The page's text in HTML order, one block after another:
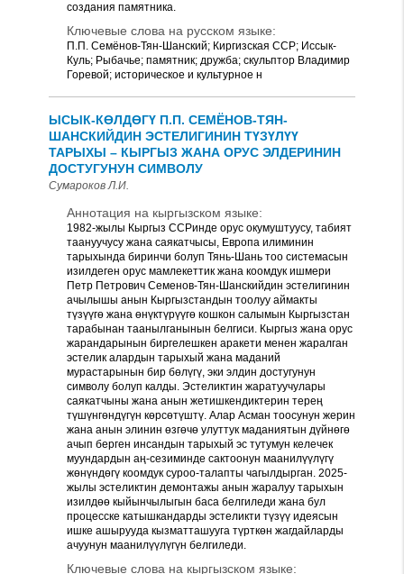
создания памятника.
Ключевые слова на русском языке:
П.П. Семёнов-Тян-Шанский; Киргизская ССР; Иссык-
Куль; Рыбачье; памятник; дружба; скульптор Владимир
Горевой; историческое и культурное н
ЫСЫК-КӨЛДӨГҮ П.П. СЕМЁНОВ-ТЯН-
ШАНСКИЙДИН ЭСТЕЛИГИНИН ТҮЗҮЛҮҮ
ТАРЫХЫ – КЫРГЫЗ ЖАНА ОРУС ЭЛДЕРИНИН
ДОСТУГУНУН СИМВОЛУ
Сумароков Л.И.
Аннотация на кыргызском языке:
1982-жылы Кыргыз ССРинде орус окумуштуусу, табият
таануучусу жана саякатчысы, Европа илиминин
тарыхында биринчи болуп Тянь-Шань тоо системасын
изилдеген орус мамлекеттик жана коомдук ишмери
Петр Петрович Семенов-Тян-Шанскийдин эстелигинин
ачылышы анын Кыргызстандын тоолуу аймакты
түзүүгө жана өнүктүрүүгө кошкон салымын Кыргызстан
тарабынан таанылганынын белгиси. Кыргыз жана орус
жарандарынын биргелешкен аракети менен жаралган
эстелик алардын тарыхый жана маданий
мурастарынын бир бөлүгү, эки элдин достугунун
символу болуп калды. Эстеликтин жаратуучулары
саякатчыны жана анын жетишкендиктерин терең
түшүнгөндүгүн көрсөтүштү. Алар Асман тоосунун жерин
жана анын элинин өзгөчө улуттук маданиятын дүйнөгө
ачып берген инсандын тарыхый эс тутумун келечек
муундардын аң-сезиминде сактоонун маанилүүлүгү
жөнүндөгү коомдук суроо-талапты чагылдырган. 2025-
жылы эстеликтин демонтажы анын жаралуу тарыхын
изилдөө кыйынчылыгын баса белгиледи жана бул
процесске катышкандарды эстеликти түзүү идеясын
ишке ашырууда кызматташууга түрткөн жагдайларды
ачуунун маанилүүлүгүн белгиледи.
Ключевые слова на кыргызском языке: